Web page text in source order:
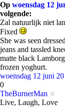
Op woensdag 12
volgende:
Zal natuurlijk niet
Fixed
She was seen
jeans and tassled
matte black
frozen yoghurt.
woensdag 12 juni
0
TheBurnerMan
Live, Laugh, Love